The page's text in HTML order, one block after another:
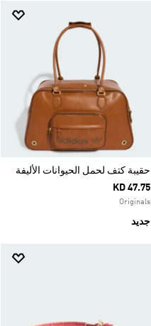
حقيبة كتف لحمل الحيوانات الأليفة
KD 47.75
Originals
جديد